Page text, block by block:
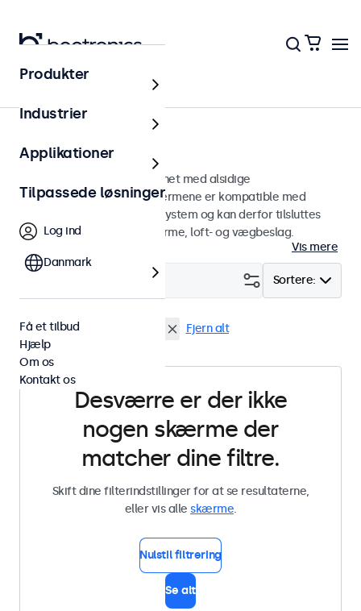
Hjem
75mm VESA-skærme
75 mm VESA-skærme designet med alsidige
monteringsmuligheder. Skærmene er kompatible med
standard VESA-monteringssystem og kan derfor tilsluttes
universalstandere, skærmarme, loft- og vægbeslag.
Vis mere
Sortere:
VESA 75 x 75 Fjern alt
Desværre er der ikke
nogen skærme der
matcher dine filtre.
Skift dine filterindstillinger for at se resultaterne,
eller vis alle skærme.
Nulstil filtrering
Se alt
Produkter
Industrier
Applikationer
Tilpassede løsninger
Log ind
Danmark
Få et tilbud
Hjælp
Om os
Kontakt os